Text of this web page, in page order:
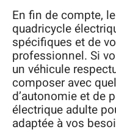
En fin de compte,
quadricycle
spécifiques et de
professionnel. Si
un véhicule
composer avec
d’autonomie et de
électrique adulte
adaptée à vos